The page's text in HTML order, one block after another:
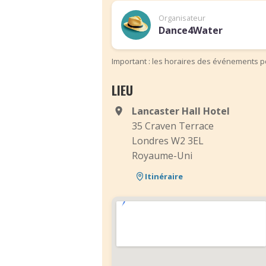
Organisateur
Dance4Water
Important : les horaires des événements
LIEU
Lancaster Hall Hotel
35 Craven Terrace
Londres W2 3EL
Royaume-Uni
Itinéraire